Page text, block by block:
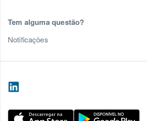
Tem alguma questão?
Notificações